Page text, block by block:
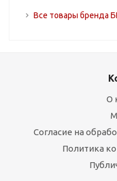
Все товары бренда
О
Согласие на
Политика